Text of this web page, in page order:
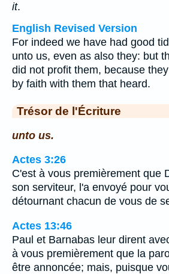
it.
English Revised Version
For indeed we have had good
unto us, even as also they: but
did not profit them, because
by faith with them that heard.
Trésor de l'Écriture
unto us.
Actes 3:26
C'est à vous premièrement que
son serviteur, l'a envoyé pour
détournant chacun de vous de
Actes 13:46
Paul et Barnabas leur dirent
à vous premièrement que la
être annoncée; mais, puisque